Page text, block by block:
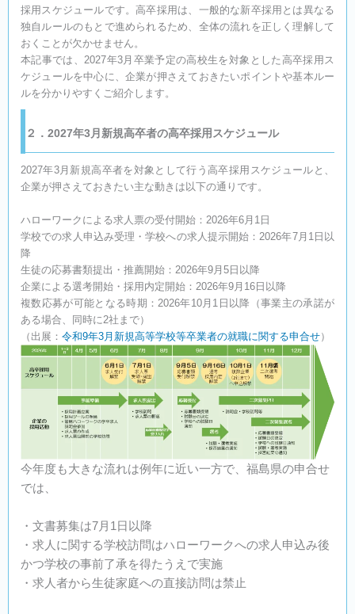
採用スケジュールです。高卒採用は、一般的な新卒採用とは異なる
独自ルールのもとで進められるため、全体の流れを正しく理解して
おくことが欠かせません。
本記事では、2027年3月卒業予定の高校生を対象とした高卒採用ス
ケジュールを中心に、企業が押さえておきたいポイントや基本ルー
ルを分かりやすくご紹介します。
２．2027年3月新規高卒者の高卒採用スケジュール
2027年3月新規高卒者を対象として行う高卒採用スケジュールと、
企業が押さえておきたい主な動きは以下の通りです。
ハローワークによる求人票の受付開始：2026年6月1日
学校での求人申込み受理・学校への求人提示開始：2026年7月1日以
降
生徒の応募書類提出・推薦開始：2026年9月5日以降
企業による選考開始・採用内定開始：2026年9月16日以降
複数応募が可能となる時期：2026年10月1日以降（事業主の承諾が
ある場合、同時に2社まで）
（出展： 令和9年3月新規高等学校等卒業者の就職に関する申合せ）
今年度も大きな流れは例年に近い一方で、福島県の申合せ
では、
・文書募集は7月1日以降
・求人に関する学校訪問はハローワークへの求人申込み後
かつ学校の事前了承を得たうえで実施
・求人者から生徒家庭への直接訪問は禁止